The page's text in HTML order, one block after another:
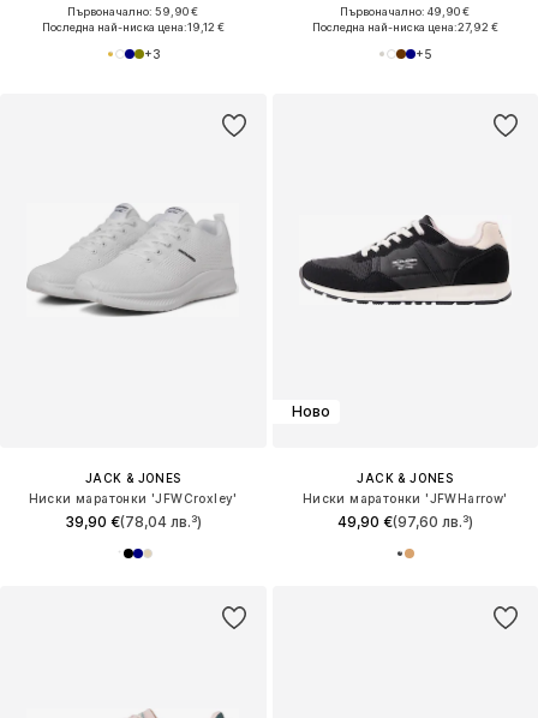
Първоначално: 59,90 €
Последна най-ниска цена:19,12 €
+3
Първоначално: 49,90 €
Последна най-ниска цена:27,92 €
+5
JACK & JONES
Ниски маратонки 'JFWCroxley'
39,90 €(78,04 лв.³)
Ново
JACK & JONES
Ниски маратонки 'JFWHarrow'
49,90 €(97,60 лв.³)